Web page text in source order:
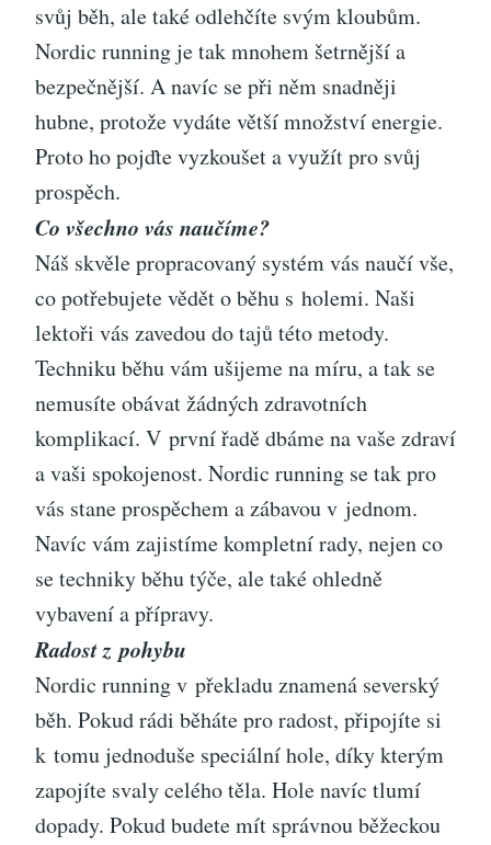
svůj běh, ale také odlehčíte svým kloubům.
Nordic running je tak mnohem šetrnější a
bezpečnější. A navíc se při něm snadněji
hubne, protože vydáte větší množství energie.
Proto ho pojďte vyzkoušet a využít pro svůj
prospěch.
Co všechno vás naučíme?
Náš skvěle propracovaný systém vás naučí vše,
co potřebujete vědět o běhu s holemi. Naši
lektoři vás zavedou do tajů této metody.
Techniku běhu vám ušijeme na míru, a tak se
nemusíte obávat žádných zdravotních
komplikací. V první řadě dbáme na vaše zdraví
a vaši spokojenost. Nordic running se tak pro
vás stane prospěchem a zábavou v jednom.
Navíc vám zajistíme kompletní rady, nejen co
se techniky běhu týče, ale také ohledně
vybavení a přípravy.
Radost z pohybu
Nordic running v překladu znamená severský
běh. Pokud rádi běháte pro radost, připojíte si
k tomu jednoduše speciální hole, díky kterým
zapojíte svaly celého těla. Hole navíc tlumí
dopady. Pokud budete mít správnou běžeckou